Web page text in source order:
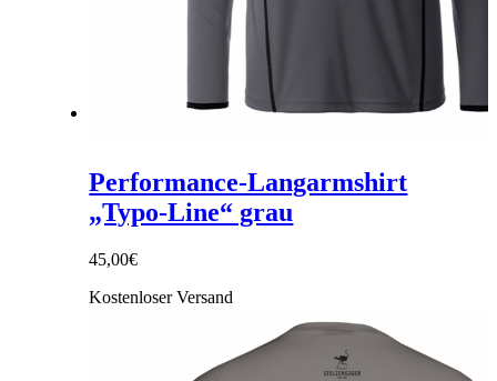
Link zu Instagram
Performance-Langarmshirt
„Typo-Line“ grau
45,00€
Kostenloser Versand